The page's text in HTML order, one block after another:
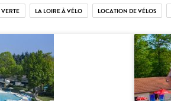
LA LOIRE À VÉLO LOCATION DE VÉLOS